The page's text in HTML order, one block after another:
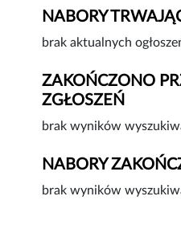
NABORY
brak aktualnych
ZAKOŃCZONO
ZGŁOSZEŃ
brak wyników
NABORY
brak wyników